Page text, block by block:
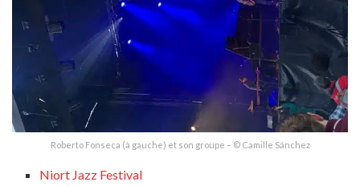
Roberto Fonseca (à gauche) et son groupe – © Camille Sánchez
Niort Jazz Festival